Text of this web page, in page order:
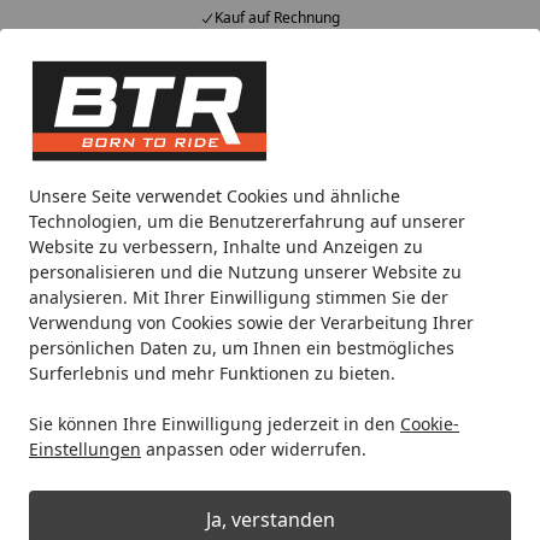
Unsere Seite verwendet Cookies und ähnliche
Technologien, um die Benutzererfahrung auf unserer
Website zu verbessern, Inhalte und Anzeigen zu
personalisieren und die Nutzung unserer Website zu
analysieren. Mit Ihrer Einwilligung stimmen Sie der
Verwendung von Cookies sowie der Verarbeitung Ihrer
persönlichen Daten zu, um Ihnen ein bestmögliches
Surferlebnis und mehr Funktionen zu bieten.
Sie können Ihre Einwilligung jederzeit in den Cookie-
Einstellungen anpassen oder widerrufen.
Ja, verstanden
Kauf auf Rechnung
Alle Produkte
Mein Konto
Suchen
Noch 22 Stunden und 34 Minuten
Spare bis zu 35% auf EVOLIFT® Zentralständer
von BTR!
Startseite
Motorradteile & Ersatzteile Kraftübertragung
RK Kettenschloss GB520XSO2 Color